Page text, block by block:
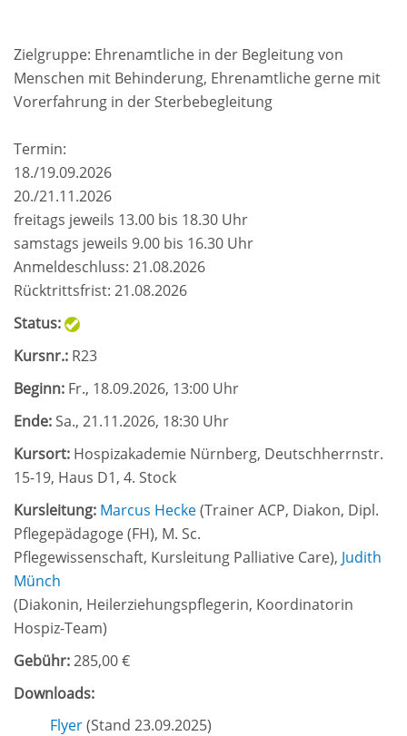
Zielgruppe: Ehrenamtliche in der Begleitung von
Menschen mit Behinderung, Ehrenamtliche gerne mit
Vorerfahrung in der Sterbebegleitung
Termin:
18./19.09.2026
20./21.11.2026
freitags jeweils 13.00 bis 18.30 Uhr
samstags jeweils 9.00 bis 16.30 Uhr
Anmeldeschluss: 21.08.2026
Rücktrittsfrist: 21.08.2026
Status:
Kursnr.: R23
Beginn: Fr., 18.09.2026, 13:00 Uhr
Ende:Sa., 21.11.2026, 18:30 Uhr
Kursort: Hospizakademie Nürnberg, Deutschherrnstr.
15-19, Haus D1, 4. Stock
Kursleitung: Marcus Hecke(Trainer ACP, Diakon, Dipl.
Pflegepädagoge (FH), M. Sc.
Pflegewissenschaft, Kursleitung Palliative Care), Judith
Münch
(Diakonin, Heilerziehungspflegerin, Koordinatorin
Hospiz-Team)
Gebühr:285,00 €
Downloads:
Flyer(Stand 23.09.2025)